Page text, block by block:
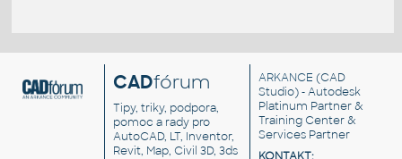
CADfórum
Tipy, triky, podpora,
pomoc a rady pro
AutoCAD, LT, Inventor,
Revit, Map, Civil 3D, 3ds
ARKANCE (CAD
Studio) - Autodesk
Platinum Partner &
Training Center &
Services Partner